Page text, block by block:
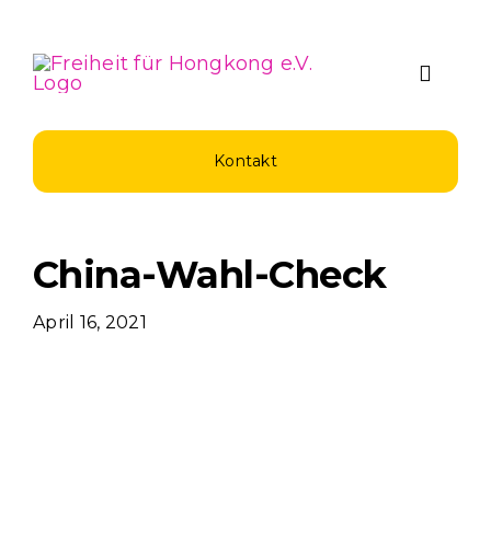
Inhalt
springen
Toggle
Kontakt
China-Wahl-Check
April 16, 2021